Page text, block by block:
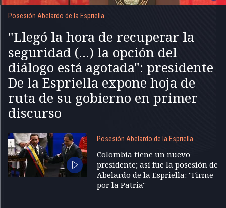
Posesión Abelardo de la Espriella
"Llegó la hora de recuperar la
seguridad (...) la opción del
diálogo está agotada": presidente
De la Espriella expone hoja de
ruta de su gobierno en primer
discurso
Posesión Abelardo de la Espriella
Colombia tiene un nuevo
presidente; así fue la posesión de
Abelardo de la Espriella: "Firme
por la Patria"